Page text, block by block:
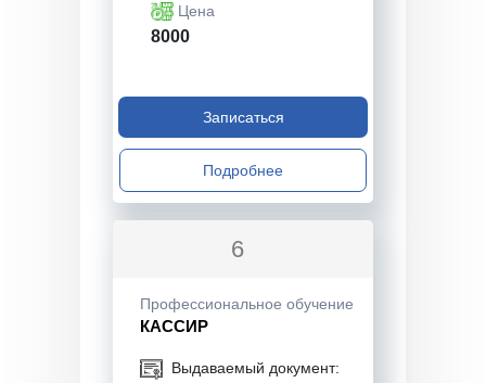
Цена
8000
Записаться
Подробнее
6
Профессиональное обучение
КАССИР
Выдаваемый документ: